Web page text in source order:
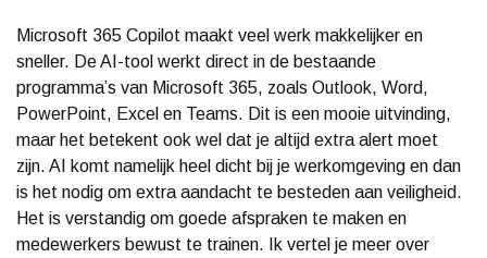
Microsoft 365 Copilot maakt veel werk makkelijker en
sneller. De AI-tool werkt direct in de bestaande
programma’s van Microsoft 365, zoals Outlook, Word,
PowerPoint, Excel en Teams. Dit is een mooie uitvinding,
maar het betekent ook wel dat je altijd extra alert moet
zijn. AI komt namelijk heel dicht bij je werkomgeving en dan
is het nodig om extra aandacht te besteden aan veiligheid.
Het is verstandig om goede afspraken te maken en
medewerkers bewust te trainen. Ik vertel je meer over